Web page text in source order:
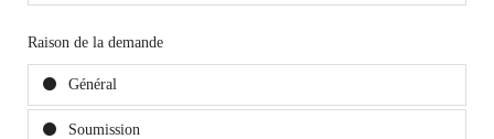
Raison de la demande
Général
Soumission